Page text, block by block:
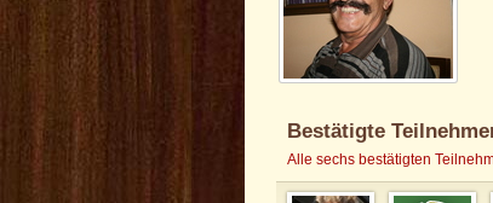
Bestätigte
Alle sechs bestätigten